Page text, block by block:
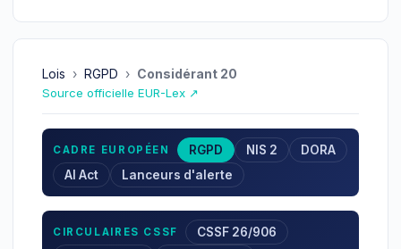
Lois › RGPD › Considérant 20
Source officielle EUR-Lex ↗
CADRE EUROPÉEN RGPD NIS 2
DORA
AI Act
Lanceurs d'alerte
CIRCULAIRES CSSF
CSSF 26/906